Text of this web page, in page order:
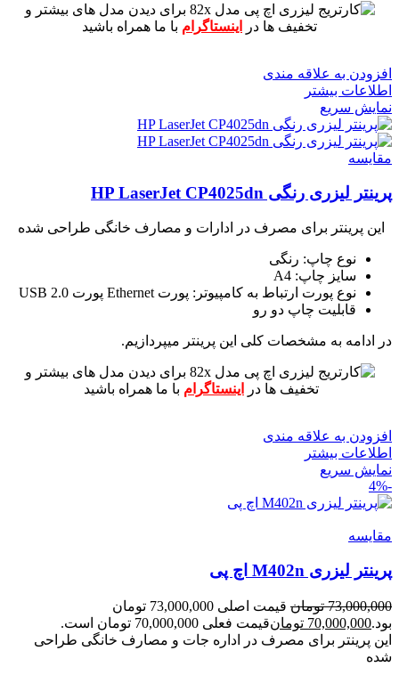
برای دیدن مدل های بیشتر و
تخفیف ها در
اینستاگرام با ما همراه باشید
افزودن به علاقه مندی
اطلاعات بیشتر
نمایش سریع
مقايسه
پرینتر لیزری رنگی HP LaserJet CP4025dn
این پرینتر برای مصرف در ادارات و مصارف خانگی طراحی شده
نوع چاپ: رنگی
سایز چاپ: A4
نوع پورت ارتباط به کامپیوتر: پورت Ethernet پورت USB 2.0
قابلیت چاپ دو رو
در ادامه به مشخصات کلی این پرینتر میپردازیم.
برای دیدن مدل های بیشتر و
تخفیف ها در
اینستاگرام با ما همراه باشید
افزودن به علاقه مندی
اطلاعات بیشتر
نمایش سریع
-4%
مقايسه
پرینتر لیزری M402n اچ پی
73,000,000 تومان
قیمت اصلی 73,000,000 تومان
بود.70,000,000 تومانقیمت فعلی 70,000,000 تومان است.
این پرینتر برای مصرف در اداره جات و مصارف خانگی طراحی
شده